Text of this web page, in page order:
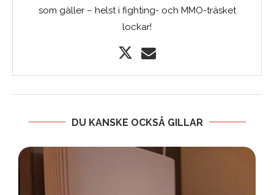
som gäller – helst i fighting- och MMO-träsket
lockar!
DU KANSKE OCKSÅ GILLAR